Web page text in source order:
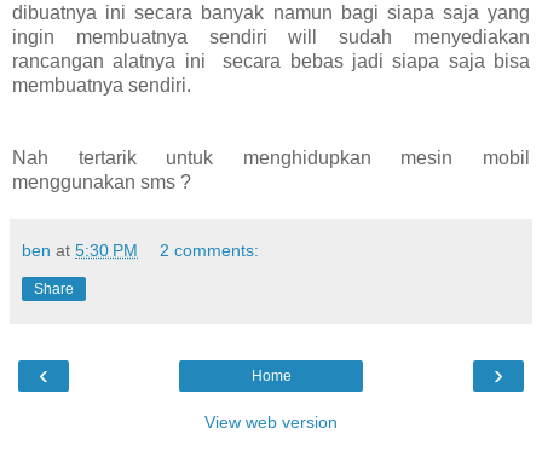
dibuatnya ini secara banyak namun bagi siapa saja yang
ingin membuatnya sendiri will sudah menyediakan
rancangan alatnya ini secara bebas jadi siapa saja bisa
membuatnya sendiri.
Nah tertarik untuk menghidupkan mesin mobil
menggunakan sms ?
ben at 5:30 PM 2 comments:
Share
‹ ›
Home
View web version